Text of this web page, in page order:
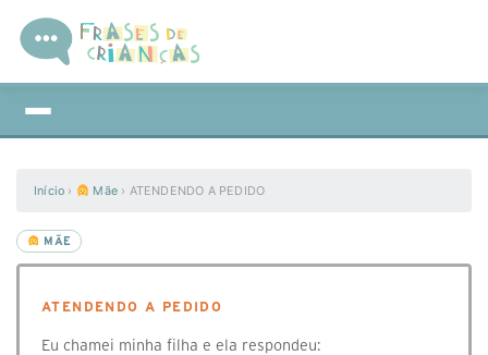
Início › Mãe › ATENDENDO A PEDIDO
MÃE
ATENDENDO A PEDIDO
Eu chamei minha filha e ela respondeu: